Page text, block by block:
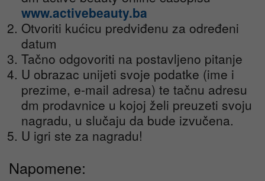
www.activebeauty.ba
Otvoriti kućicu predviđenu za određeni
datum
Tačno odgovoriti na postavljeno pitanje
U obrazac unijeti svoje podatke (ime i
prezime, e-mail adresa) te tačnu adresu
dm prodavnice u kojoj želi preuzeti svoju
nagradu, u slučaju da bude izvučena.
U igri ste za nagradu!
Napomene: